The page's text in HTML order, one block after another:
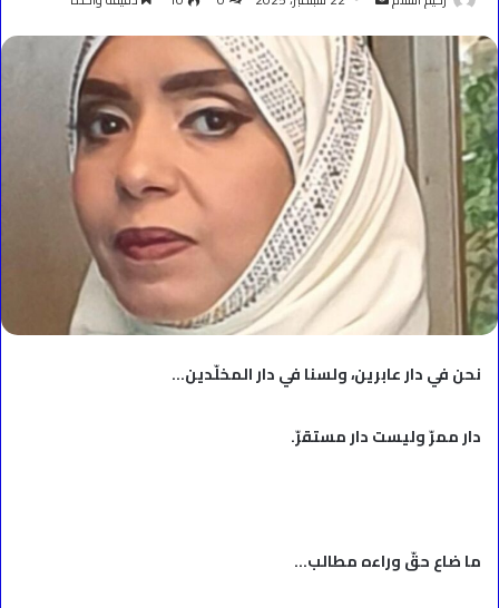
إلكترونيا
نحن في دار عابرين، ولسنا في دار المخلّدين…
دار ممرّ وليست دار مستقرّ.
ما ضاع حقّ وراءه مطالب…